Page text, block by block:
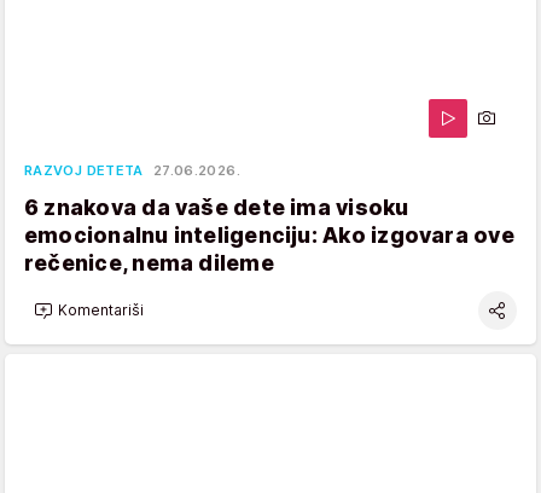
RAZVOJ DETETA 27.06.2026.
6 znakova da vaše dete ima visoku
emocionalnu inteligenciju: Ako izgovara ove
rečenice, nema dileme
Komentariši